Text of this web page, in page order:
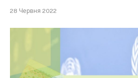
28 Червня 2022